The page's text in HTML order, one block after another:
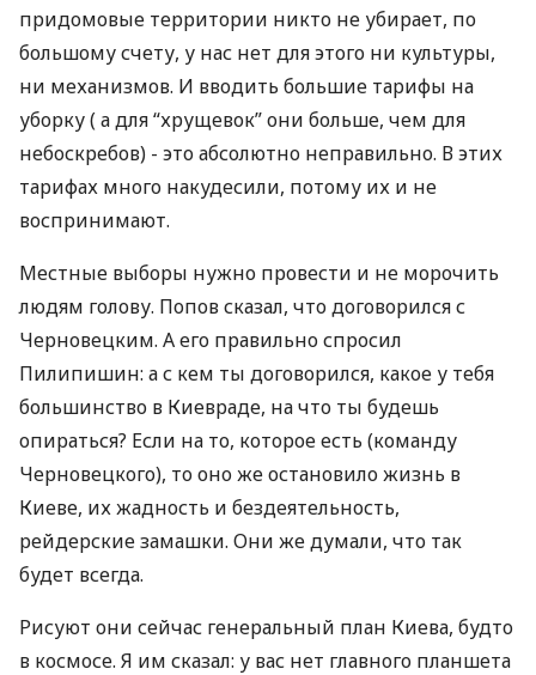
придомовые территории никто не убирает, по
большому счету, у нас нет для этого ни культуры,
ни механизмов. И вводить большие тарифы на
уборку ( а для “хрущевок” они больше, чем для
небоскребов) - это абсолютно неправильно. В этих
тарифах много накудесили, потому их и не
воспринимают.
Местные выборы нужно провести и не морочить
людям голову. Попов сказал, что договорился с
Черновецким. А его правильно спросил
Пилипишин: а с кем ты договорился, какое у тебя
большинство в Киевраде, на что ты будешь
опираться? Если на то, которое есть (команду
Черновецкого), то оно же остановило жизнь в
Киеве, их жадность и бездеятельность,
рейдерские замашки. Они же думали, что так
будет всегда.
Рисуют они сейчас генеральный план Киева, будто
в космосе. Я им сказал: у вас нет главного планшета